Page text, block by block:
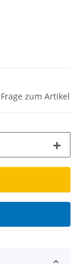
Frage zum Artikel